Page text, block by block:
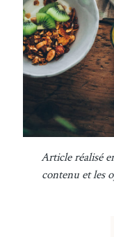
Article réalisé
contenu et les